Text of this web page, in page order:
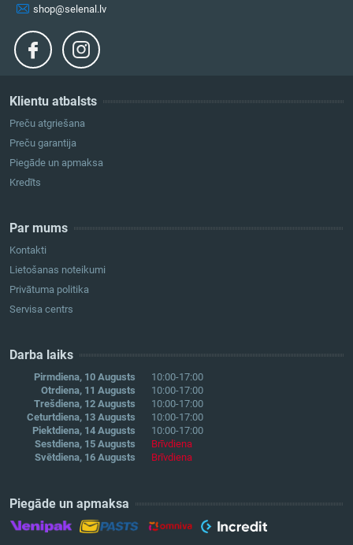
Klientu atbalsts
Preču atgriešana
Preču garantija
Piegāde un apmaksa
Kredīts
Par mums
Kontakti
Lietošanas noteikumi
Privātuma politika
Servisa centrs
Darba laiks
Pirmdiena, 10 Augusts
10:00-17:00
Otrdiena, 11 Augusts
10:00-17:00
Trešdiena, 12 Augusts
10:00-17:00
Ceturtdiena, 13 Augusts
10:00-17:00
Piektdiena, 14 Augusts
10:00-17:00
Sestdiena, 15 Augusts
Brīvdiena
Svētdiena, 16 Augusts
Brīvdiena
Piegāde un apmaksa
shop@selenal.lv